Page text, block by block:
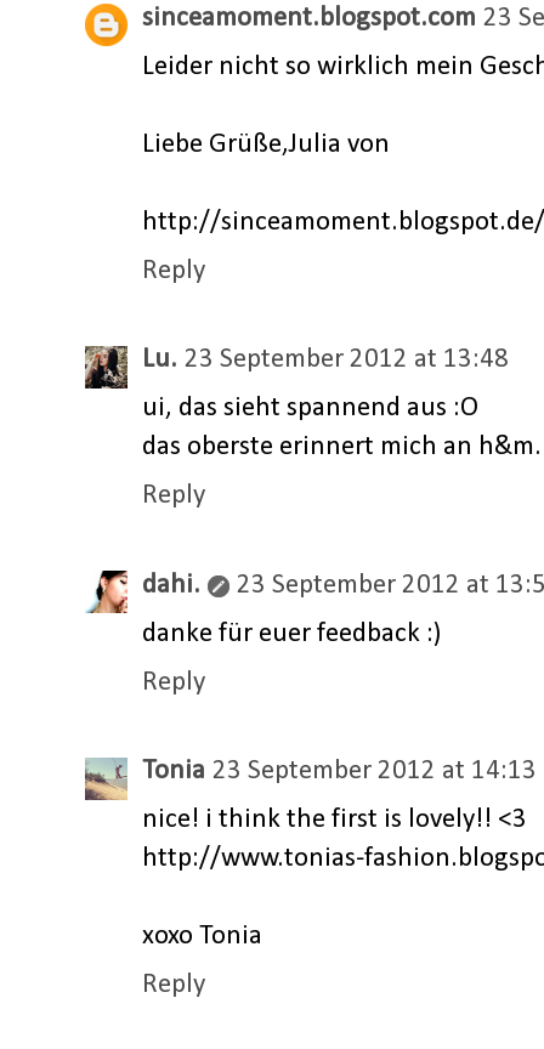
sinceamoment.blogspot.com 23
Leider nicht so wirklich mein
Liebe Grüße,Julia von
http://sinceamoment.blogspot.de/
Reply
Lu. 23 September 2012 at 13:48
ui, das sieht spannend aus :O
das oberste erinnert mich an h&m.
Reply
dahi.
23 September 2012 at
danke für euer feedback :)
Reply
Tonia 23 September 2012 at 14:13
nice! i think the first is lovely!! <3
http://www.tonias-
xoxo Tonia
Reply